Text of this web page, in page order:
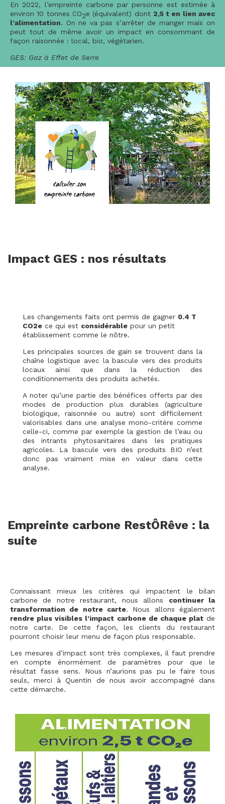
En 2022, l’empreinte carbone par personne est estimée à
environ 10 tonnes CO2e (équivalent) dont 2,5 t en lien avec
l’alimentation. On ne va pas s’arrêter de manger mais on
peut tout de même avoir un impact en consommant de
façon raisonnée : local, bio, végétarien.
GES: Gaz à Effet de Serre
Impact GES : nos résultats
Les changements faits ont permis de gagner 0.4 T
CO2e ce qui est considérable pour un petit
établissement comme le nôtre.
Les principales sources de gain se trouvent dans la
chaîne logistique avec la bascule vers des produits
locaux ainsi que dans la réduction des
conditionnements des produits achetés.
A noter qu’une partie des bénéfices offerts par des
modes de production plus durables (agriculture
biologique, raisonnée ou autre) sont difficilement
valorisables dans une analyse mono-critère comme
celle-ci, comme par exemple la gestion de l’eau ou
des intrants phytosanitaires dans les pratiques
agricoles. La bascule vers des produits BIO n’est
donc pas vraiment mise en valeur dans cette
analyse.
Empreinte carbone RestÔRêve : la
suite
Connaissant mieux les critères qui impactent le bilan
carbone de notre restaurant, nous allons continuer la
transformation de notre carte. Nous allons également
rendre plus visibles l’impact carbone de chaque platde
notre carte. De cette façon, les clients du restaurant
pourront choisir leur menu de façon plus responsable.
Les mesures d’impact sont très complexes, il faut prendre
en compte énormément de paramètres pour que le
résultat fasse sens. Nous n’aurions pas pu le faire tous
seuls, merci à Quentin de nous avoir accompagné dans
cette démarche.